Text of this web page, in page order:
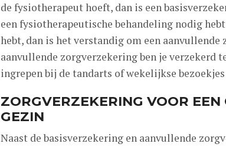
de fysiotherapeut hoeft, dan is een
een fysiotherapeutische behandeling nodig
hebt, dan is het verstandig om een
aanvullende zorgverzekering ben je verzekerd
ingrepen bij de tandarts of wekelijkse
ZORGVERZEKERING VOOR
GEZIN
Naast de basisverzekering en aanvullende